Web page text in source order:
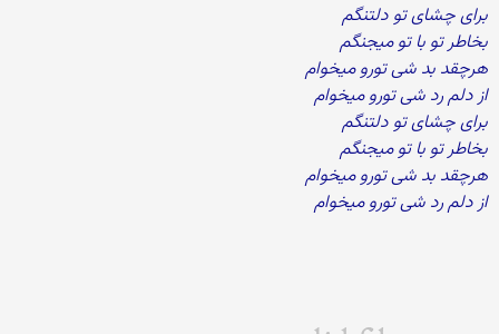
برای چشای تو دلتنگم
بخاطر تو با تو میجنگم
هرچقد بد شی تورو میخوام
از دلم رد شی تورو میخوام
برای چشای تو دلتنگم
بخاطر تو با تو میجنگم
هرچقد بد شی تورو میخوام
از دلم رد شی تورو میخوام